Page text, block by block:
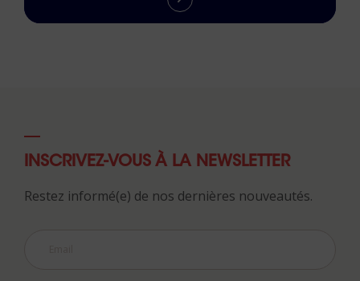
INSCRIVEZ-VOUS À LA NEWSLETTER
Restez informé(e) de nos dernières nouveautés.